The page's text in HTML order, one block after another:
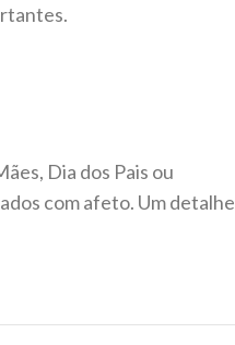
Dia dos Pais ou
com afeto. Um detalhe